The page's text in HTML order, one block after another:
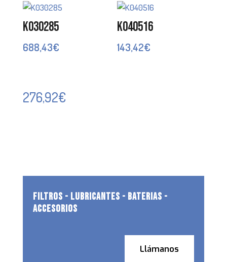
K030285
688,43€
K040516
143,42€
276,92€
FILTROS - LUBRICANTES - BATERIAS -
ACCESORIOS
Llámanos